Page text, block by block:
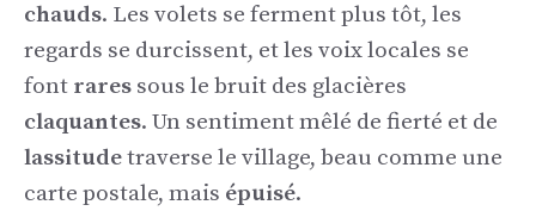
chauds. Les volets se ferment plus tôt, les
regards se durcissent, et les voix locales se
font rares sous le bruit des glacières
claquantes. Un sentiment mêlé de fierté et de
lassitudetraverse le village, beau comme une
carte postale, mais épuisé.